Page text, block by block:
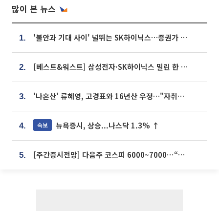
많이 본 뉴스
1. '불안과 기대 사이' 널뛰는 SK하이닉스…증권가 "HBM4·LTA 기반 펀터멘털 견고"
2. [베스트&워스트] 삼성전자·SK하이닉스 밀린 한 주…상상인증권은 85% 급등
3. '나혼산' 류혜영, 고경표와 16년산 우정…"자취방서 부모님과 마주쳐"
4. 속보 뉴욕증시, 상승...나스닥 1.3% ↑
5. [주간증시전망] 다음주 코스피 6000~7000⋯“外人 수급은 정책이 변수”